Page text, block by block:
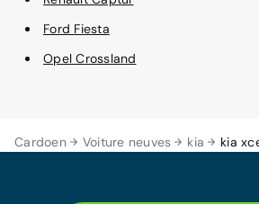
Cardoen Voiture neuves kia kia
Ford Fiesta
Opel Crossland